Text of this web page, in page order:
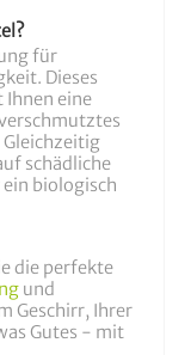
für
Dieses
eine
schädliche
biologisch
die perfekte
und
Geschirr, Ihrer
Gutes - mit